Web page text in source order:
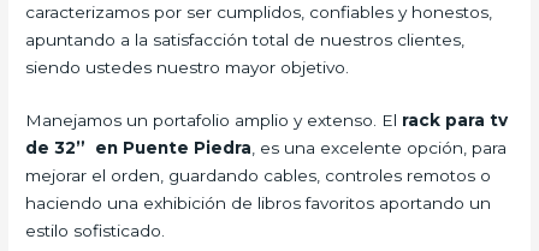
caracterizamos por ser cumplidos, confiables y honestos,
apuntando a la satisfacción total de nuestros clientes,
siendo ustedes nuestro mayor objetivo.
Manejamos un portafolio amplio y extenso. El rack para tv
de 32” en Puente Piedra, es una excelente opción, para
mejorar el orden, guardando cables, controles remotos o
haciendo una exhibición de libros favoritos aportando un
estilo sofisticado.